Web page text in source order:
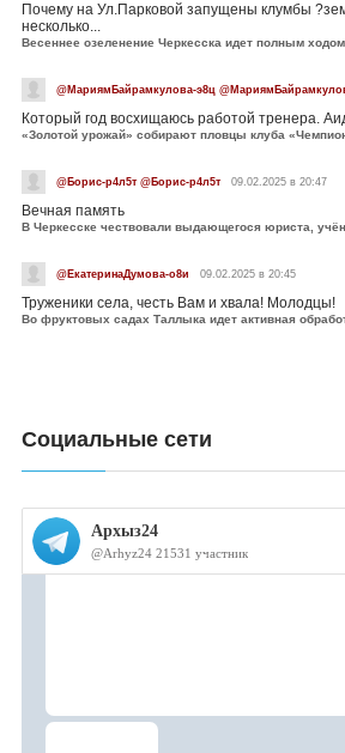
Почему на Ул.Парковой запущены клумбы
несколько...
Весеннее озеленение Черкесска идет полным ходом
@МариямБайрамкулова-э8ц
Который год восхищаюсь работой тренера.
«Золотой урожай» собирают пловцы клуба
@Борис-р4л5т @Борис-р4л5т 09.02.2025 в 20:47
Вечная память
@ЕкатеринаДумова-о8и 09.02.2025 в 20:45
Труженики села, честь Вам и хвала! Молодцы!
Во фруктовых садах Таллыка идет активная
Социальные сети